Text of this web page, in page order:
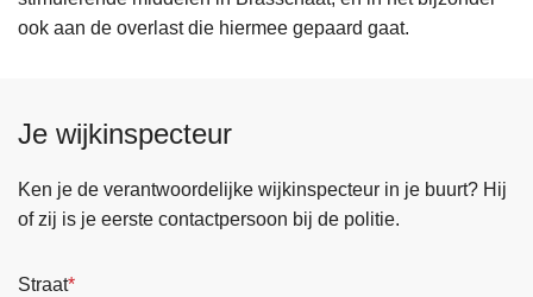
ook aan de overlast die hiermee gepaard gaat.
Je wijkinspecteur
Ken je de verantwoordelijke wijkinspecteur in je buurt? Hij
of zij is je eerste contactpersoon bij de politie.
Straat